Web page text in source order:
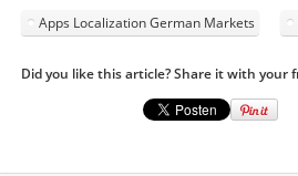
Apps Localization German Markets
Did you like this article? Share it with your